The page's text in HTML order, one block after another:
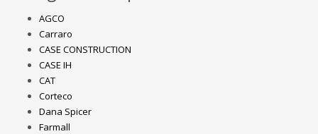
AGCO
Carraro
CASE CONSTRUCTION
CASE IH
CAT
Corteco
Dana Spicer
Farmall